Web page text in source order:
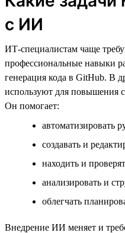
с ИИ
ИТ-специалистам чаще
профессиональные навыки
генерация кода в GitHub. В
используют для повышения
Он помогает:
автоматизировать
создавать и
находить и
анализировать и
облегчать
Внедрение ИИ меняет и